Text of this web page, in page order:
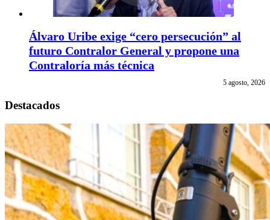
Álvaro Uribe exige “cero persecución” al
futuro Contralor General y propone una
Contraloría más técnica
5 agosto, 2026
Destacados